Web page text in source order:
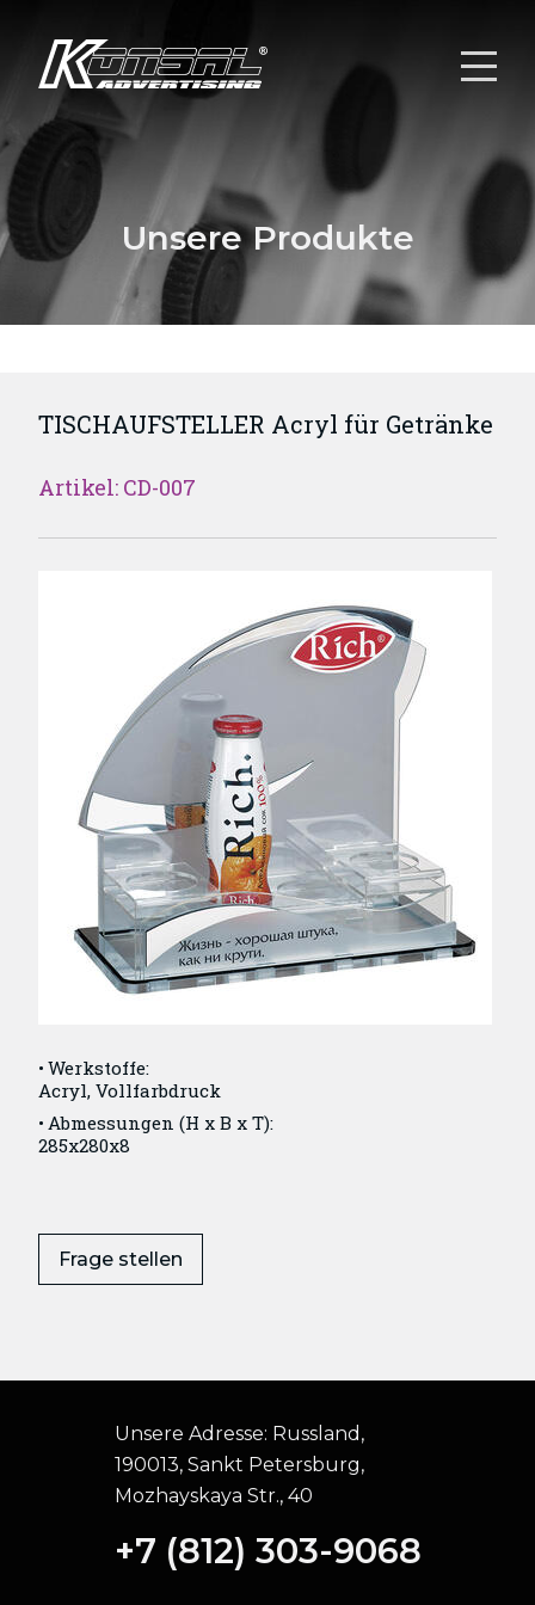
Unsere Produkte
TISCHAUFSTELLER Acryl für Getränke
Artikel: CD-007
Werkstoffe:
Acryl, Vollfarbdruck
Abmessungen (H x B x T):
285x280x8
Frage stellen
Unsere Adresse: Russland,
190013, Sankt Petersburg,
Mozhayskaya Str., 40
+7 (812) 303-9068